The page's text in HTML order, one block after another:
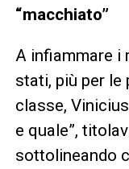
“macchiato”
A infiammare i
stati, più per le
classe,
e quale”,
sottolineando